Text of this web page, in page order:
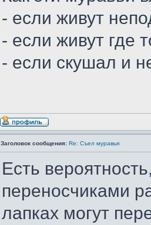
- если живут
- если живут где
- если скушал и
Заголовок сообщения: Re: Съел муравья
Есть
переносчиками
лапках могут